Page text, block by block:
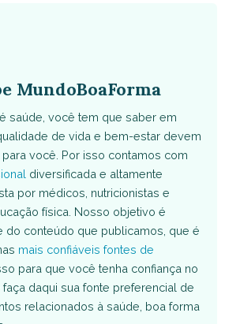
MundoBoaForma
saúde, você tem que saber em
de vida e bem-estar devem
você. Por isso contamos com
diversificada e altamente
por médicos, nutricionistas e
física. Nosso objetivo é
do conteúdo que publicamos, que é
mais confiáveis fontes de
para que você tenha confiança no
daqui sua fonte preferencial de
relacionados à saúde, boa forma